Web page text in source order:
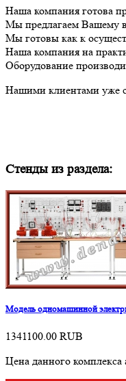
Наша компания готова
Мы предлагаем Вашему
Мы готовы как к
Наша компания на
Оборудование
Нашими клиентами уже
Стенды из раздела:
Модель одномашинной
1341100.00 RUB
Цена данного комплекса